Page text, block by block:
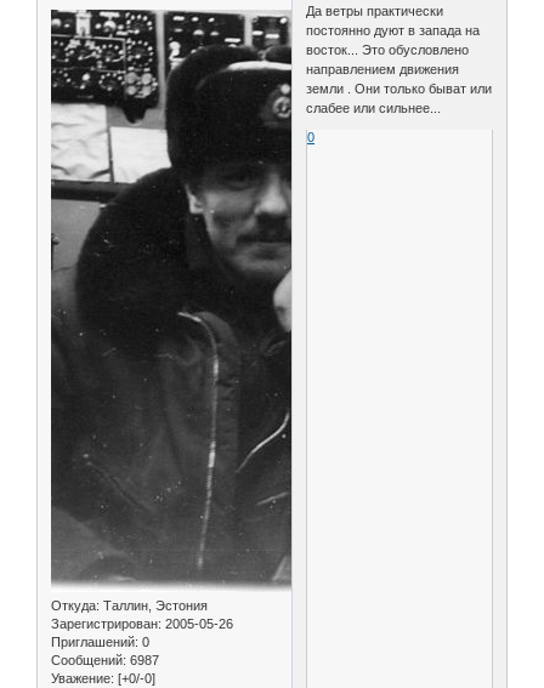
Откуда: Таллин, Эстония
Зарегистрирован: 2005-05-26
Приглашений: 0
Сообщений: 6987
Уважение: [+0/-0]
Да ветры практически
постоянно дуют в запада на
восток... Это обусловлено
направлением движения
земли . Они только быват или
слабее или сильнее...
0